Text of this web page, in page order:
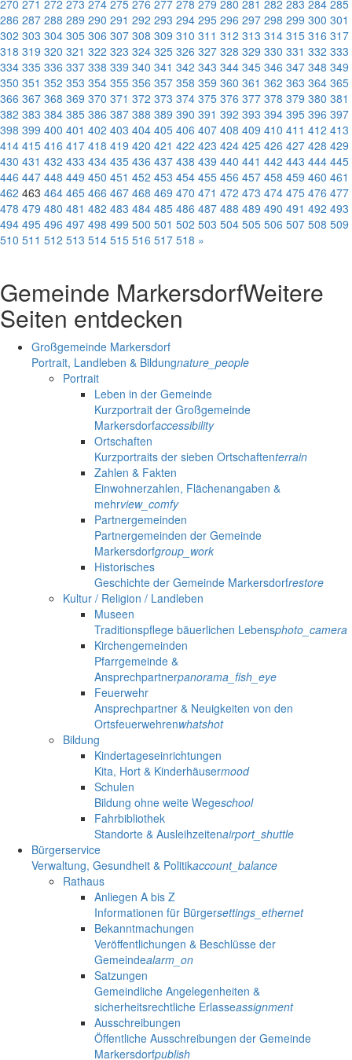
270 271 272 273 274 275 276 277 278 279 280 281 282 283 284 285
286 287 288 289 290 291 292 293 294 295 296 297 298 299 300 301
302 303 304 305 306 307 308 309 310 311 312 313 314 315 316 317
318 319 320 321 322 323 324 325 326 327 328 329 330 331 332 333
334 335 336 337 338 339 340 341 342 343 344 345 346 347 348 349
350 351 352 353 354 355 356 357 358 359 360 361 362 363 364 365
366 367 368 369 370 371 372 373 374 375 376 377 378 379 380 381
382 383 384 385 386 387 388 389 390 391 392 393 394 395 396 397
398 399 400 401 402 403 404 405 406 407 408 409 410 411 412 413
414 415 416 417 418 419 420 421 422 423 424 425 426 427 428 429
430 431 432 433 434 435 436 437 438 439 440 441 442 443 444 445
446 447 448 449 450 451 452 453 454 455 456 457 458 459 460 461
462 463 464 465 466 467 468 469 470 471 472 473 474 475 476 477
478 479 480 481 482 483 484 485 486 487 488 489 490 491 492 493
494 495 496 497 498 499 500 501 502 503 504 505 506 507 508 509
510 511 512 513 514 515 516 517 518 »
Gemeinde MarkersdorfWeitere
Seiten entdecken
Großgemeinde Markersdorf
Portrait, Landleben & Bildungnature_people
Portrait
Leben in der Gemeinde
Kurzportrait der Großgemeinde
Markersdorfaccessibility
Ortschaften
Kurzportraits der sieben Ortschaftenterrain
Zahlen & Fakten
Einwohnerzahlen, Flächenangaben &
mehrview_comfy
Partnergemeinden
Partnergemeinden der Gemeinde
Markersdorfgroup_work
Historisches
Geschichte der Gemeinde Markersdorfrestore
Kultur / Religion / Landleben
Museen
Traditionspflege bäuerlichen Lebensphoto_camera
Kirchengemeinden
Pfarrgemeinde &
Ansprechpartnerpanorama_fish_eye
Feuerwehr
Ansprechpartner & Neuigkeiten von den
Ortsfeuerwehrenwhatshot
Bildung
Kindertageseinrichtungen
Kita, Hort & Kinderhäusermood
Schulen
Bildung ohne weite Wegeschool
Fahrbibliothek
Standorte & Ausleihzeitenairport_shuttle
Bürgerservice
Verwaltung, Gesundheit & Politikaccount_balance
Rathaus
Anliegen A bis Z
Informationen für Bürgersettings_ethernet
Bekanntmachungen
Veröffentlichungen & Beschlüsse der
Gemeindealarm_on
Satzungen
Gemeindliche Angelegenheiten &
sicherheitsrechtliche Erlasseassignment
Ausschreibungen
Öffentliche Ausschreibungen der Gemeinde
Markersdorfpublish